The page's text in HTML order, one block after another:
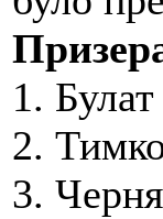
1.
2.
3.